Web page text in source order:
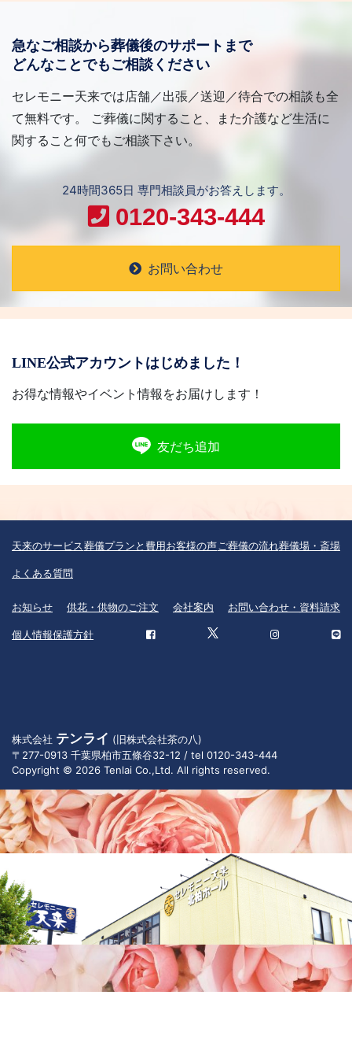
急なご相談から葬儀後のサポートまで
どんなことでもご相談ください
セレモニー天来では店舗／出張／送迎／待合での相談も全
て無料です。 ご葬儀に関すること、また介護など生活に
関すること何でもご相談下さい。
24時間365日 専門相談員がお答えします。
0120-343-444
お問い合わせ
LINE公式アカウントはじめました！
お得な情報やイベント情報をお届けします！
友だち追加
天来のサービス葬儀プランと費用お客様の声 ご葬儀の流れ葬儀場・斎場
よくある質問
お知らせ 供花・供物のご注文 会社案内 お問い合わせ・資料請求
個人情報保護方針
株式会社 テンライ (旧株式会社茶の八)
〒277-0913 千葉県柏市五條谷32-12 / tel 0120-343-444
Copyright © 2026 Tenlai Co.,Ltd. All rights reserved.